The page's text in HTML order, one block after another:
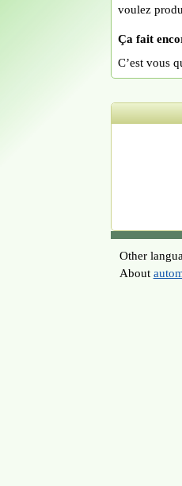
voulez
Ça fait
C’est vous
Other
About